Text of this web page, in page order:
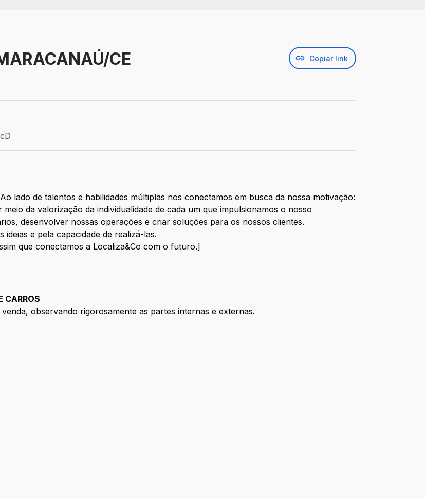
CE Copiar link
lado de talentos e habilidades múltiplas nos conectamos em busca da nossa motivação:
da valorização da individualidade de cada um que impulsionamos o nosso
desenvolver nossas operações e criar soluções para os nossos clientes.
e pela capacidade de realizá-las.
que conectamos a Localiza&Co com o futuro.]
CARROS
observando rigorosamente as partes internas e externas.